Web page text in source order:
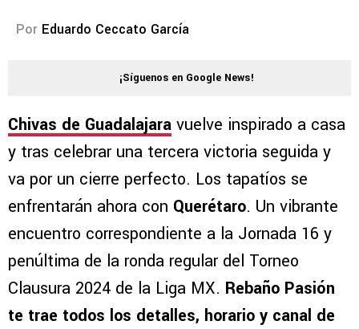
Por Eduardo Ceccato García
¡Síguenos en Google News!
Chivas de Guadalajara vuelve inspirado a casa
y tras celebrar una tercera victoria seguida y
va por un cierre perfecto. Los tapatíos se
enfrentarán ahora con Querétaro. Un vibrante
encuentro correspondiente a la Jornada 16 y
penúltima de la ronda regular del Torneo
Clausura 2024 de la Liga MX. Rebaño Pasión
te trae todos los detalles, horario y canal de